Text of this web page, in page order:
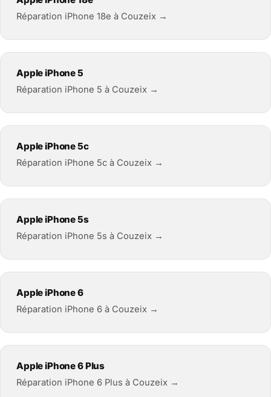
Réparation iPhone 18e à Couzeix →
Apple iPhone 5
Réparation iPhone 5 à Couzeix →
Apple iPhone 5c
Réparation iPhone 5c à Couzeix →
Apple iPhone 5s
Réparation iPhone 5s à Couzeix →
Apple iPhone 6
Réparation iPhone 6 à Couzeix →
Apple iPhone 6 Plus
Réparation iPhone 6 Plus à Couzeix →